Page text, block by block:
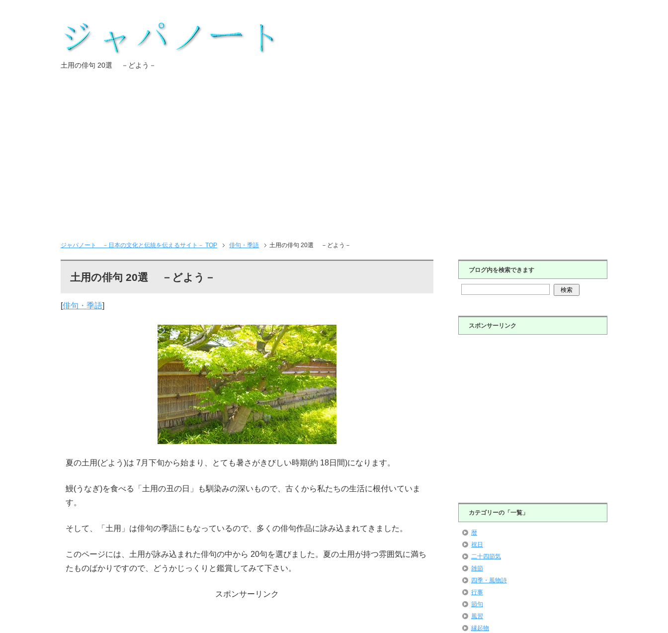
土用の俳句 20選 －どよう－
ジャパノート －日本の文化と伝統を伝えるサイト－ TOP 俳句・季語 土用の俳句 20選 －どよう－
土用の俳句 20選 －どよう－
[俳句・季語]
夏の土用(どよう)は 7月下旬から始まり、とても暑さがきびしい時期(約 18日間)になります。
鰻(うなぎ)を食べる「土用の丑の日」も馴染みの深いもので、古くから私たちの生活に根付いていま
す。
そして、「土用」は俳句の季語にもなっているので、多くの俳句作品に詠み込まれてきました。
このページには、土用が詠み込まれた俳句の中から 20句を選びました。夏の土用が持つ雰囲気に満ち
たものばかりですので、どうかじっくりと鑑賞してみて下さい。
スポンサーリンク
ブログ内を検索できます
スポンサーリンク
カテゴリーの「一覧」
暦
祝日
二十四節気
雑節
四季・風物詩
行事
節句
風習
縁起物